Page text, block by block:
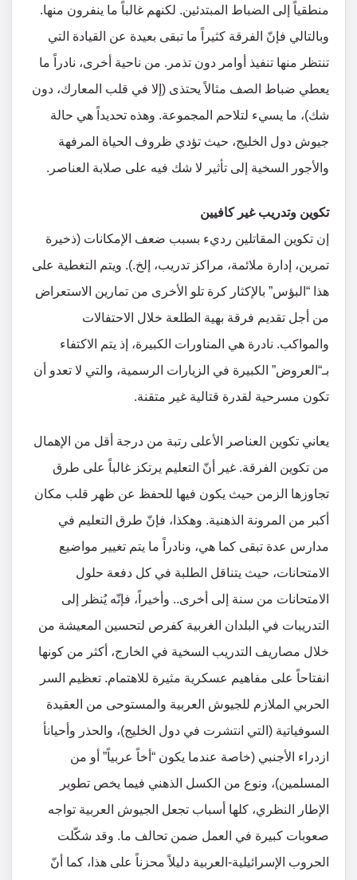
منطقياً إلى الضباط المبتدئين. لكنهم غالباً ما ينفرون منها.
وبالتالي فإنّ الفرقة كثيراً ما تبقى بعيدة عن القيادة التي
تنتظر منها تنفيذ أوامر دون تذمر. من ناحية أخرى، نادراً ما
يعطي ضباط الصف مثالاً يحتذى (إلا في قلب المعارك، دون
شك)، ما يسيء لتلاحم المجموعة. وهذه تحديداً هي حالة
جيوش دول الخليج، حيث تؤدي ظروف الحياة المرفهة
والأجور السخية إلى تأثير لا شك فيه على صلابة العناصر.
تكوين وتدريب غير كافيين
إن تكوين المقاتلين رديء بسبب ضعف الإمكانات (ذخيرة
تمرين، إدارة ملائمة، مراكز تدريب، إلخ.). ويتم التغطية على
هذا “البؤس” بالإكثار كرة تلو الأخرى من تمارين الاستعراض
من أجل تقديم فرقة بهية الطلعة خلال الاحتفالات
والمواكب. نادرة هي المناورات الكبيرة، إذ يتم الاكتفاء
بـ“العروض” الكبيرة في الزيارات الرسمية، والتي لا تعدو أن
تكون مسرحية لقدرة قتالية غير متقنة.
يعاني تكوين العناصر الأعلى رتبة من درجة أقل من الإهمال
من تكوين الفرقة. غير أنّ التعليم يرتكز غالباً على طرق
تجاوزها الزمن حيث يكون فيها للحفظ عن ظهر قلب مكان
أكبر من المرونة الذهنية. وهكذا، فإنّ طرق التعليم في
مدارس عدة تبقى كما هي، ونادراً ما يتم تغيير مواضيع
الامتحانات، حيث يتناقل الطلبة في كل دفعة حلول
الامتحانات من سنة إلى أخرى.. وأخيراً، فإنّه يُنظر إلى
التدريبات في البلدان الغربية كفرص لتحسين المعيشة من
خلال مصاريف التدريب السخية في الخارج، أكثر من كونها
انفتاحاً على مفاهيم عسكرية مثيرة للاهتمام. تعظيم السر
الحربي الملازم للجيوش العربية والمستوحى من العقيدة
السوفياتية (التي انتشرت في دول الخليج)، والحذر وأحيانأ
ازدراء الأجنبي (خاصة عندما يكون “أخاً عربياً” أو من
المسلمين)، ونوع من الكسل الذهني فيما يخص تطوير
الإطار النظري، كلها أسباب تجعل الجيوش العربية تواجه
صعوبات كبيرة في العمل ضمن تحالف ما. وقد شكّلت
الحروب الإسرائيلية-العربية دليلاً محزناً على هذا، كما أنّ